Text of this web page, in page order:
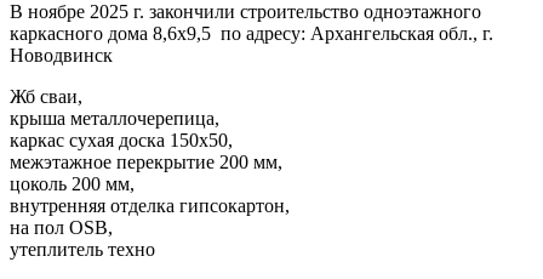
В ноябре 2025 г. закончили строительство одноэтажного
каркасного дома 8,6х9,5 по адресу: Архангельская обл., г.
Новодвинск
Жб сваи,
крыша металлочерепица,
каркас сухая доска 150х50,
межэтажное перекрытие 200 мм,
цоколь 200 мм,
внутренняя отделка гипсокартон,
на пол OSB,
утеплитель техно